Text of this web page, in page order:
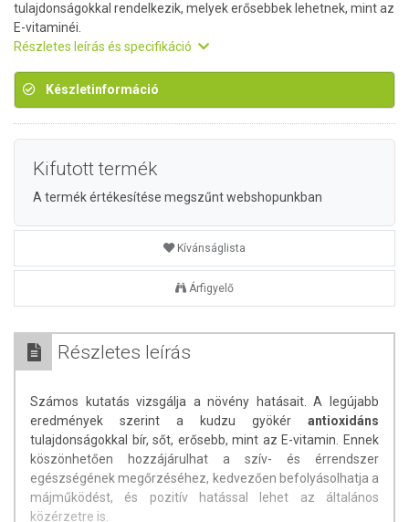
tulajdonságokkal rendelkezik, melyek erősebbek lehetnek, mint az
E-vitaminéi.
Részletes leírás és specifikáció
Készletinformáció
Kifutott termék
A termék értékesítése megszűnt webshopunkban
Kívánságlista
Árfigyelő
Részletes leírás
Számos kutatás vizsgálja a növény hatásait. A legújabb
eredmények szerint a kudzu gyökér antioxidáns
tulajdonságokkal bír, sőt, erősebb, mint az E-vitamin. Ennek
köszönhetően hozzájárulhat a szív- és érrendszer
egészségének megőrzéséhez, kedvezően befolyásolhatja a
májműködést, és pozitív hatással lehet az általános
közérzetre is.